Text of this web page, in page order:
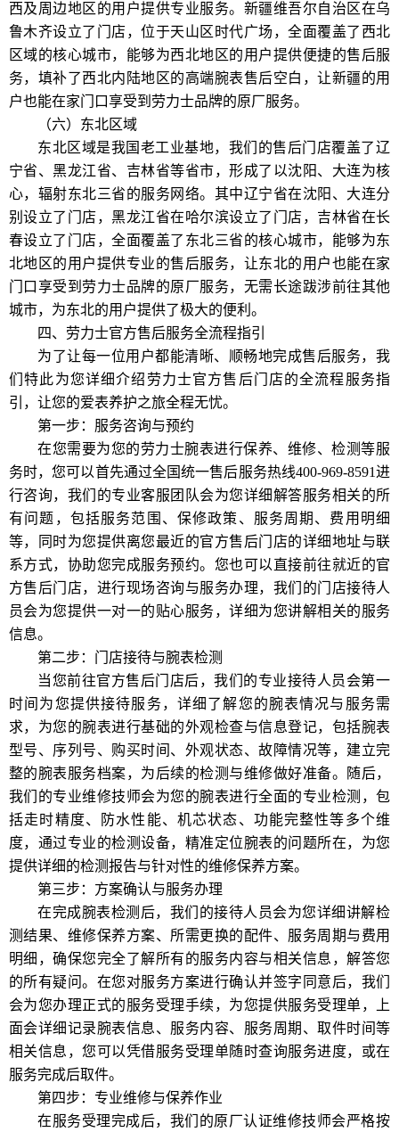
西及周边地区的用户提供专业服务。新疆维吾尔自治区在乌
鲁木齐设立了门店，位于天山区时代广场，全面覆盖了西北
区域的核心城市，能够为西北地区的用户提供便捷的售后服
务，填补了西北内陆地区的高端腕表售后空白，让新疆的用
户也能在家门口享受到劳力士品牌的原厂服务。
（六）东北区域
东北区域是我国老工业基地，我们的售后门店覆盖了辽
宁省、黑龙江省、吉林省等省市，形成了以沈阳、大连为核
心，辐射东北三省的服务网络。其中辽宁省在沈阳、大连分
别设立了门店，黑龙江省在哈尔滨设立了门店，吉林省在长
春设立了门店，全面覆盖了东北三省的核心城市，能够为东
北地区的用户提供专业的售后服务，让东北的用户也能在家
门口享受到劳力士品牌的原厂服务，无需长途跋涉前往其他
城市，为东北的用户提供了极大的便利。
四、劳力士官方售后服务全流程指引
为了让每一位用户都能清晰、顺畅地完成售后服务，我
们特此为您详细介绍劳力士官方售后门店的全流程服务指
引，让您的爱表养护之旅全程无忧。
第一步：服务咨询与预约
在您需要为您的劳力士腕表进行保养、维修、检测等服
务时，您可以首先通过全国统一售后服务热线400-969-8591进
行咨询，我们的专业客服团队会为您详细解答服务相关的所
有问题，包括服务范围、保修政策、服务周期、费用明细
等，同时为您提供离您最近的官方售后门店的详细地址与联
系方式，协助您完成服务预约。您也可以直接前往就近的官
方售后门店，进行现场咨询与服务办理，我们的门店接待人
员会为您提供一对一的贴心服务，详细为您讲解相关的服务
信息。
第二步：门店接待与腕表检测
当您前往官方售后门店后，我们的专业接待人员会第一
时间为您提供接待服务，详细了解您的腕表情况与服务需
求，为您的腕表进行基础的外观检查与信息登记，包括腕表
型号、序列号、购买时间、外观状态、故障情况等，建立完
整的腕表服务档案，为后续的检测与维修做好准备。随后，
我们的专业维修技师会为您的腕表进行全面的专业检测，包
括走时精度、防水性能、机芯状态、功能完整性等多个维
度，通过专业的检测设备，精准定位腕表的问题所在，为您
提供详细的检测报告与针对性的维修保养方案。
第三步：方案确认与服务办理
在完成腕表检测后，我们的接待人员会为您详细讲解检
测结果、维修保养方案、所需更换的配件、服务周期与费用
明细，确保您完全了解所有的服务内容与相关信息，解答您
的所有疑问。在您对服务方案进行确认并签字同意后，我们
会为您办理正式的服务受理手续，为您提供服务受理单，上
面会详细记录腕表信息、服务内容、服务周期、取件时间等
相关信息，您可以凭借服务受理单随时查询服务进度，或在
服务完成后取件。
第四步：专业维修与保养作业
在服务受理完成后，我们的原厂认证维修技师会严格按